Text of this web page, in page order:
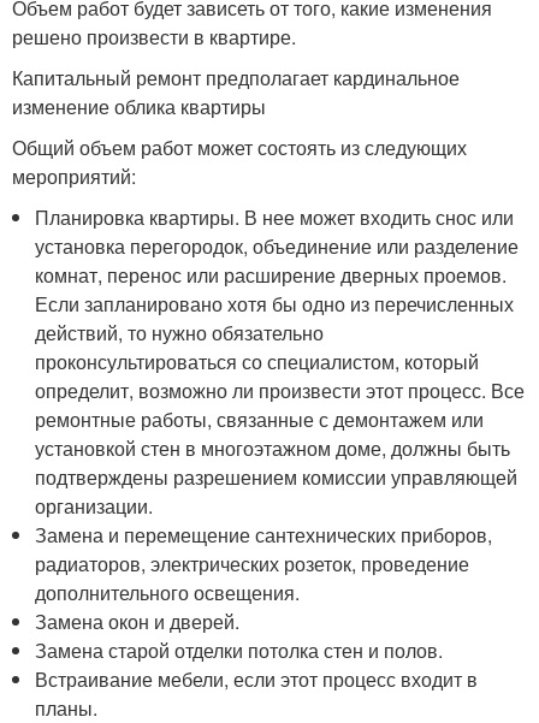
Объем работ будет зависеть от того, какие изменения
решено произвести в квартире.
Капитальный ремонт предполагает кардинальное
изменение облика квартиры
Общий объем работ может состоять из следующих
мероприятий:
Планировка квартиры. В нее может входить снос или
установка перегородок, объединение или разделение
комнат, перенос или расширение дверных проемов.
Если запланировано хотя бы одно из перечисленных
действий, то нужно обязательно
проконсультироваться со специалистом, который
определит, возможно ли произвести этот процесс. Все
ремонтные работы, связанные с демонтажем или
установкой стен в многоэтажном доме, должны быть
подтверждены разрешением комиссии управляющей
организации.
Замена и перемещение сантехнических приборов,
радиаторов, электрических розеток, проведение
дополнительного освещения.
Замена окон и дверей.
Замена старой отделки потолка стен и полов.
Встраивание мебели, если этот процесс входит в
планы.